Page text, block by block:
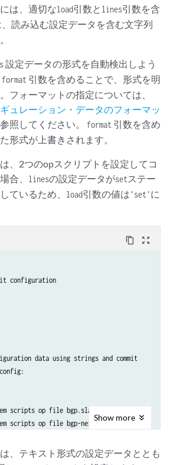
は、適切なload引数と lines引数を含
読み込む設定データを含む文字列
設定データの形式を自動検出しよう
format 引数を含めることで、形式を明
フォーマットの指定については、
ュレーション・データのフォーマッ
照してください。 format 引数を含め
形式が上書きされます。
、2つのopスクリプトを設定してコ
合、
linesの設定データがsetステー
ているため、
load引数の値は 'set'に
content_copy zoom_out_map
configuration
data using strings and commit
scripts op file bgp.slax"
scripts op file bgp-neighbor.slax"
Show more
、テキスト形式の設定データととも